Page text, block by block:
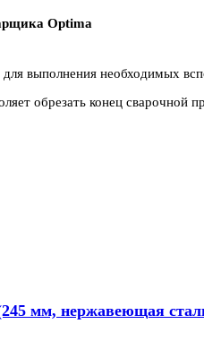
Optima
для выполнения необходимых
обрезать конец сварочной
мм, нержавеющая